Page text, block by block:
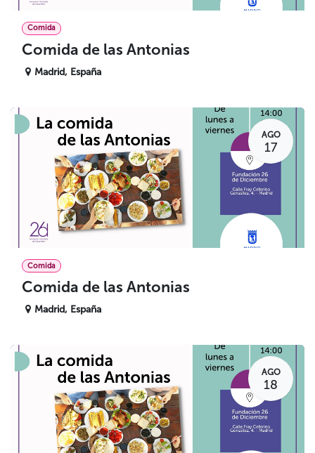
Comida
Comida de las Antonias
Madrid, España
AGO
17
Comida
Comida de las Antonias
Madrid, España
AGO
18